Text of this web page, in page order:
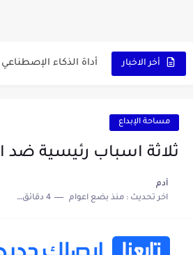
أخر الاخبار
مساحة الإبداع
ثلاثة اسباب رئيسية ضد
آدم
اخر تحديث :منذ بضع اعوام 4 دقائق للقراءة